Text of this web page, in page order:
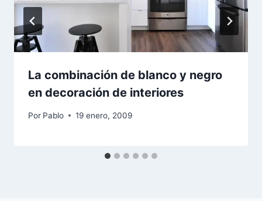
La combinación de blanco y negro
en decoración de interiores
Por Pablo 19 enero, 2009